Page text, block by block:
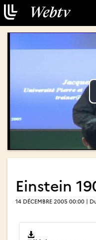
Einstein
14 DÉCEMBRE 2005 00:00 |